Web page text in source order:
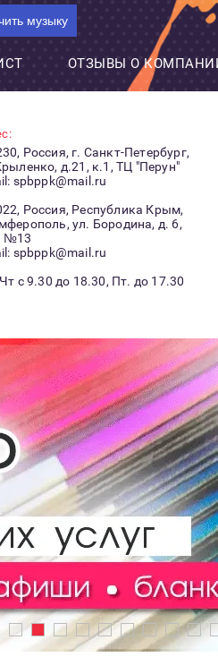
музыку
ОТЗЫВЫ О
Россия, г. Санкт-Петербург,
д.21, к.1, ТЦ "Перун"
spbppk@mail.ru
Россия, Республика Крым,
ул. Бородина, д. 6,
№13
spbppk@mail.ru
с 9.30 до 18.30, Пт. до 17.30
3 5 6 9